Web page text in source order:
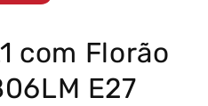
com Florão
E27